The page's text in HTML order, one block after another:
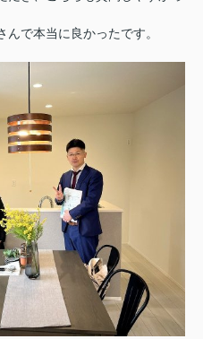
で本当に良かったです。